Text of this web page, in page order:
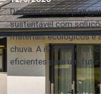
Descubra como
sustentável com
materiais ecológicos e
chuva. A i9 Solar
eficientes para um